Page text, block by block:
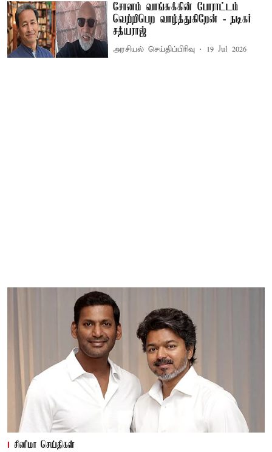
சோனம் வாங்சுக்கின் போராட்டம்
வெற்றிபெற வாழ்த்துகிறேன் - நடிகர்
சத்யராஜ்
அரசியல் செய்திப்பிரிவு 19 Jul 2026
சினிமா செய்திகள்